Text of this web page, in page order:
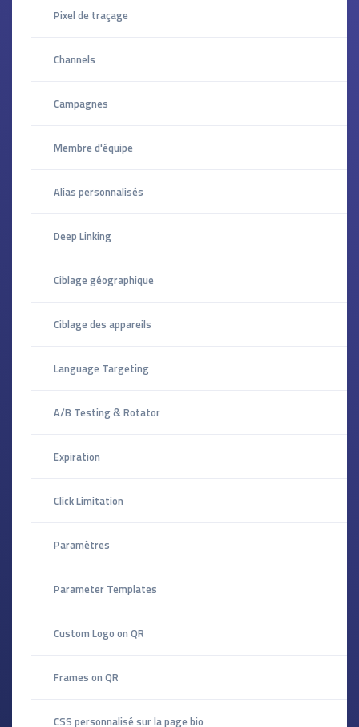
Pixel de traçage
Channels
Campagnes
Membre d'équipe
Alias personnalisés
Deep Linking
Ciblage géographique
Ciblage des appareils
Language Targeting
A/B Testing & Rotator
Expiration
Click Limitation
Paramètres
Parameter Templates
Custom Logo on QR
Frames on QR
CSS personnalisé sur la page bio